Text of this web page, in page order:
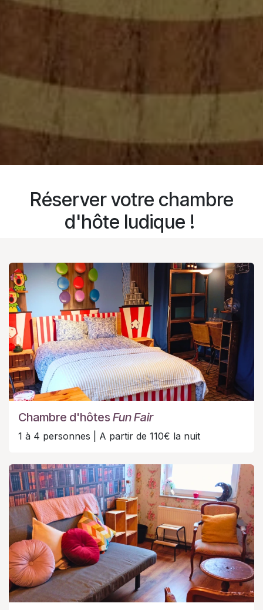
Réserver votre chambre
d'hôte ludique !
Chambre d'hôtes Fun Fair
1 à 4 personnes | A partir de 110€ la nuit